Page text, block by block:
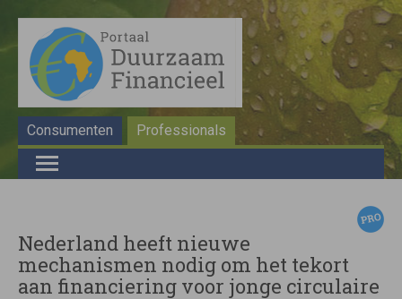
Consumenten Professionals
Nederland heeft nieuwe
mechanismen nodig om het tekort
aan financiering voor jonge circulaire